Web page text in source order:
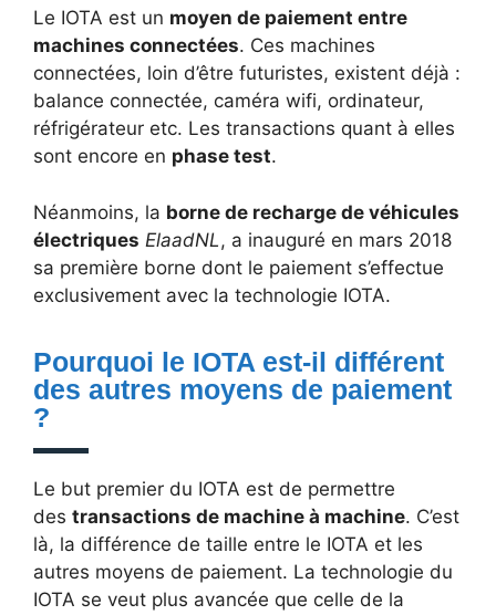
Le IOTA est un moyen de paiement entre
machines connectées. Ces machines
connectées, loin d’être futuristes, existent déjà :
balance connectée, caméra wifi, ordinateur,
réfrigérateur etc. Les transactions quant à elles
sont encore en phase test.
Néanmoins, la borne de recharge de véhicules
électriques ElaadNL, a inauguré en mars 2018
sa première borne dont le paiement s’effectue
exclusivement avec la technologie IOTA.
Pourquoi le IOTA est-il différent
des autres moyens de paiement
?
Le but premier du IOTA est de permettre
des transactions de machine à machine. C’est
là, la différence de taille entre le IOTA et les
autres moyens de paiement. La technologie du
IOTA se veut plus avancée que celle de la